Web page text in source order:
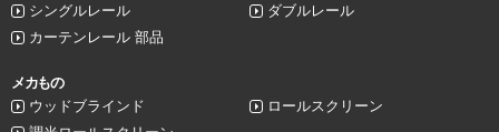
シングルレール
ダブルレール
カーテンレール 部品
メカもの
ウッドブラインド
ロールスクリーン